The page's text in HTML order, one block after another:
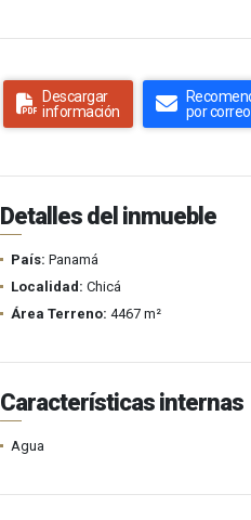
Descargar
información
por
Detalles del inmueble
País: Panamá
Localidad: Chicá
Área Terreno: 4467 m²
Características internas
Agua